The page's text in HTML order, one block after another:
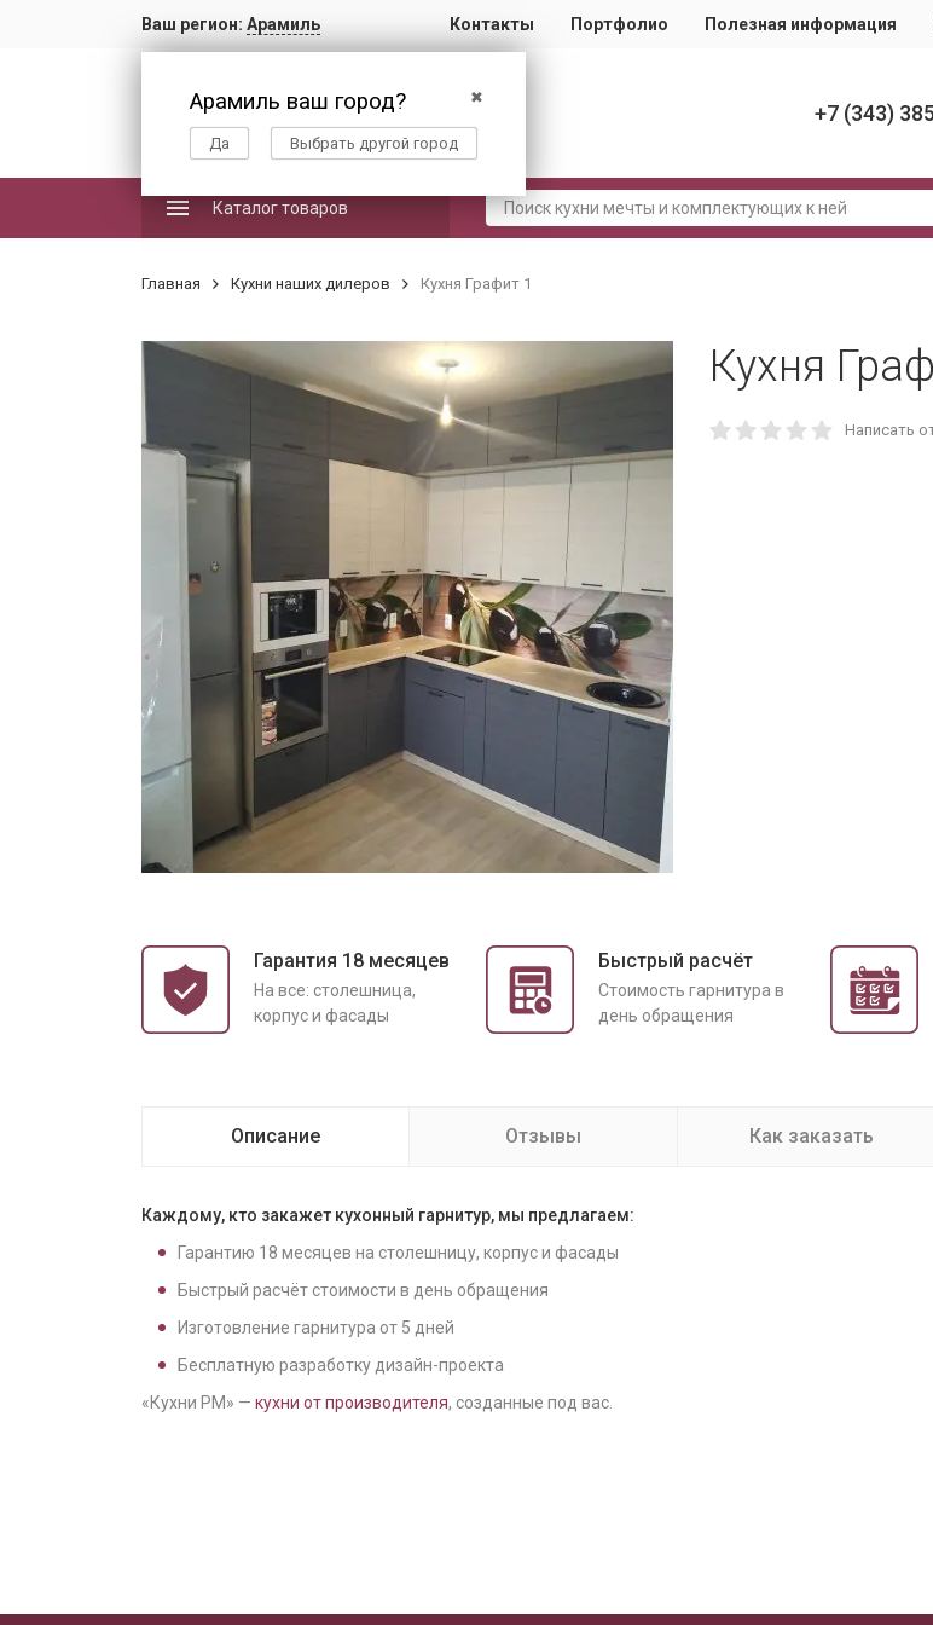
Ваш регион: Арамиль
✖
Арамиль ваш город?
Да Выбрать другой город
Контакты Портфолио Полезная информация
+7 (343)
Каталог товаров
Главная Кухни наших дилеров Кухня Графит 1
Кухня
Написать
Гарантия 18 месяцев
На все: столешница,
корпус и фасады
Быстрый расчёт
Cтоимость гарнитура в
день обращения
Описание Отзывы Как заказать
Каждому, кто закажет кухонный гарнитур, мы предлагаем:
Гарантию 18 месяцев на столешницу, корпус и фасады
Быстрый расчёт стоимости в день обращения
Изготовление гарнитура от 5 дней
Бесплатную разработку дизайн-проекта
«Кухни РМ» — кухни от производителя, созданные под вас.